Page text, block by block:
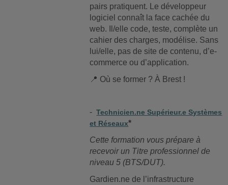
pairs pratiquent. Le développeur
logiciel connaît la face cachée du
web. Il/elle code, teste, complète un
cahier des charges, modélise. Sans
lui/elle, pas de site de contenu, d’e-
commerce ou d’application.
📍 Où se former ? À Brest !
- Technicien.ne Supérieur.e Systèmes
et Réseaux*
Cette formation vous prépare à
recevoir un Titre professionnel de
niveau 5 (BTS/DUT).
Gardien.ne de l’infrastructure